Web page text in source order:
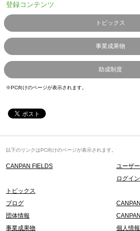
登録コンテンツ
トピックス
事業成果物
助成制度
※PC向けのページが表示されます。
以下のリンクはPC向けのページが表示されます。
CANPAN FIELDS
ユーザ
ログイ
トピックス
ブログ
団体情報
事業成果物
個人情